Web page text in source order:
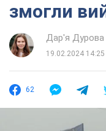
змогли
Дар'я Дурова
19.02.2024 14:25
62